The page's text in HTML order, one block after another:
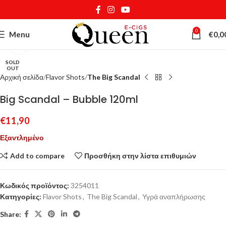
Menu 0 €
SOLD
OUT
Κάντε κλικ για μεγέθυνση
Αρχική σελίδα Flavor Shots The Big Scandal
Big Scandal – Bubble 120ml
€11,90
Εξαντλημένο
Add to compare Προσθήκη στην λίστα επιθυμιών
Κωδικός προϊόντος: 3254011
Κατηγορίες: Flavor Shots, The Big Scandal, Υγρά αναπλήρωσης
Share: